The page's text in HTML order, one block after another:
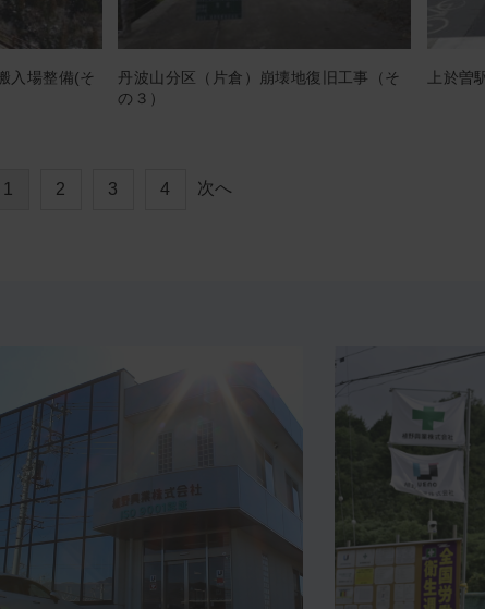
入場整備(そ
丹波山分区（片倉）崩壊地復旧工事（そ
の３）
上於曽
1 2 3 4 次へ